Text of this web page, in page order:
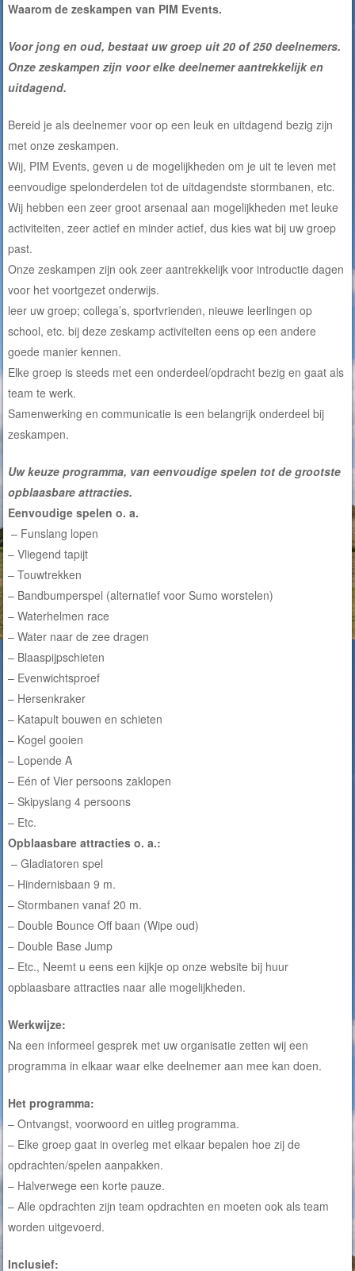
Waarom de zeskampen van PIM Events.
Voor jong en oud, bestaat uw groep uit 20 of 250 deelnemers.
Onze zeskampen zijn voor elke deelnemer aantrekkelijk en
uitdagend.
Bereid je als deelnemer voor op een leuk en uitdagend bezig zijn
met onze zeskampen.
Wij, PIM Events, geven u de mogelijkheden om je uit te leven met
eenvoudige spelonderdelen tot de uitdagendste stormbanen, etc.
Wij hebben een zeer groot arsenaal aan mogelijkheden met leuke
activiteiten, zeer actief en minder actief, dus kies wat bij uw groep
past.
Onze zeskampen zijn ook zeer aantrekkelijk voor introductie dagen
voor het voortgezet onderwijs.
leer uw groep; collega’s, sportvrienden, nieuwe leerlingen op
school, etc. bij deze zeskamp activiteiten eens op een andere
goede manier kennen.
Elke groep is steeds met een onderdeel/opdracht bezig en gaat als
team te werk.
Samenwerking en communicatie is een belangrijk onderdeel bij
zeskampen.
Uw keuze programma, van eenvoudige spelen tot de grootste
opblaasbare attracties.
Eenvoudige spelen o. a.
– Funslang lopen
– Vliegend tapijt
– Touwtrekken
– Bandbumperspel (alternatief voor Sumo worstelen)
– Waterhelmen race
– Water naar de zee dragen
– Blaaspijpschieten
– Evenwichtsproef
– Hersenkraker
– Katapult bouwen en schieten
– Kogel gooien
– Lopende A
– Eén of Vier persoons zaklopen
– Skipyslang 4 persoons
– Etc.
Opblaasbare attracties o. a.:
– Gladiatoren spel
– Hindernisbaan 9 m.
– Stormbanen vanaf 20 m.
– Double Bounce Off baan (Wipe oud)
– Double Base Jump
– Etc., Neemt u eens een kijkje op onze website bij huur
opblaasbare attracties naar alle mogelijkheden.
Werkwijze:
Na een informeel gesprek met uw organisatie zetten wij een
programma in elkaar waar elke deelnemer aan mee kan doen.
Het programma:
– Ontvangst, voorwoord en uitleg programma.
– Elke groep gaat in overleg met elkaar bepalen hoe zij de
opdrachten/spelen aanpakken.
– Halverwege een korte pauze.
– Alle opdrachten zijn team opdrachten en moeten ook als team
worden uitgevoerd.
Inclusief: